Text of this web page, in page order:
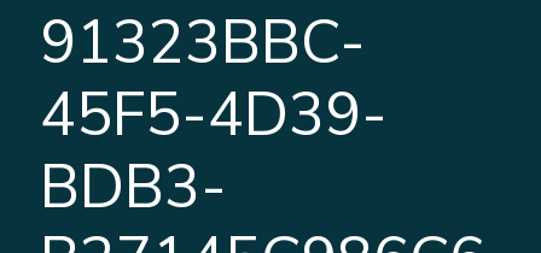
91323BBC-
45F5-4D39-
BDB3-